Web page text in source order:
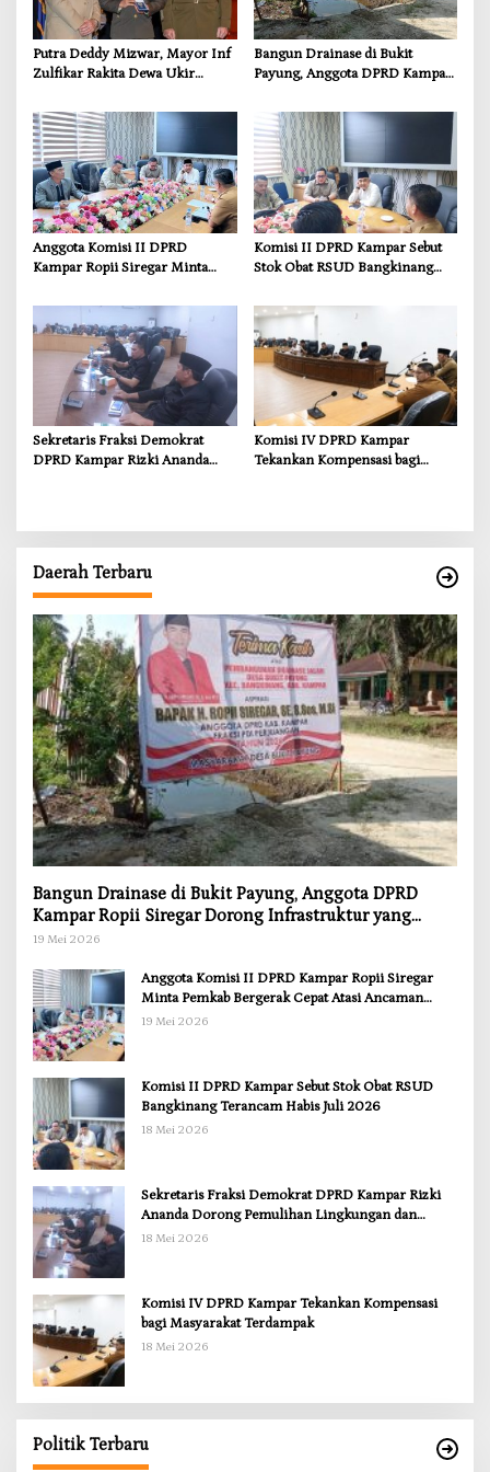
Putra Deddy Mizwar, Mayor Inf
Zulfikar Rakita Dewa Ukir
Serikat
Bangun Drainase di Bukit
Payung, Anggota DPRD Kampar
Infrastruktur yang Menyentuh
Kebutuhan Dasar
Anggota Komisi II DPRD
Kampar Ropii Siregar Minta
Ancaman Kekosongan Obat
demi Wujudkan Kampar Dihati
Komisi II DPRD Kampar Sebut
Stok Obat RSUD Bangkinang
Sekretaris Fraksi Demokrat
DPRD Kampar Rizki Ananda
Komisi IV DPRD Kampar
Tekankan Kompensasi bagi
Daerah Terbaru
Bangun Drainase di Bukit Payung, Anggota DPRD
Kampar Ropii Siregar Dorong Infrastruktur yang
Menyentuh Kebutuhan Dasar
19 Mei 2026
Anggota Komisi II DPRD Kampar Ropii Siregar
Minta Pemkab Bergerak Cepat Atasi Ancaman
Kekosongan Obat demi Wujudkan Kampar Dihati
19 Mei 2026
Komisi II DPRD Kampar Sebut Stok Obat RSUD
Bangkinang Terancam Habis Juli 2026
18 Mei 2026
Sekretaris Fraksi Demokrat DPRD Kampar Rizki
Ananda Dorong Pemulihan Lingkungan dan
Kompensasi untuk Warga Sungai Tapung
18 Mei 2026
Komisi IV DPRD Kampar Tekankan Kompensasi
bagi Masyarakat Terdampak
18 Mei 2026
Politik Terbaru